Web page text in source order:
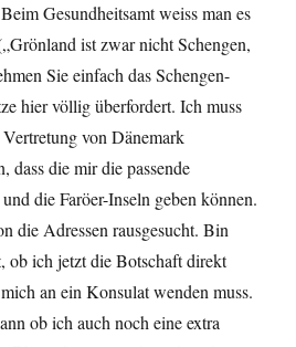
Gesundheitsamt weiss man es
ist zwar nicht Schengen,
Sie einfach das Schengen-
hier völlig überfordert. Ich muss
von Dänemark
dass die mir die passende
die Faröer-Inseln geben können.
die Adressen rausgesucht. Bin
ob ich jetzt die Botschaft direkt
an ein Konsulat wenden muss.
ob ich auch noch eine extra